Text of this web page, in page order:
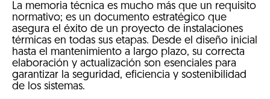
La memoria técnica es mucho más que un requisito
normativo; es un documento estratégico que
asegura el éxito de un proyecto de instalaciones
térmicas en todas sus etapas. Desde el diseño inicial
hasta el mantenimiento a largo plazo, su correcta
elaboración y actualización son esenciales para
garantizar la seguridad, eficiencia y sostenibilidad
de los sistemas.